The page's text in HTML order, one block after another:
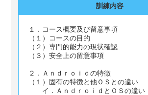
訓練内容
１．コース概要及び留意事項
（１）コースの目的
（２）専門的能力の現状確認
（３）安全上の留意事項
２．Ａｎｄｒｏｉｄの特徴
（１）固有の特徴と他ＯＳとの違い
イ．ＡｎｄｒｏｉｄとＯＳの違い